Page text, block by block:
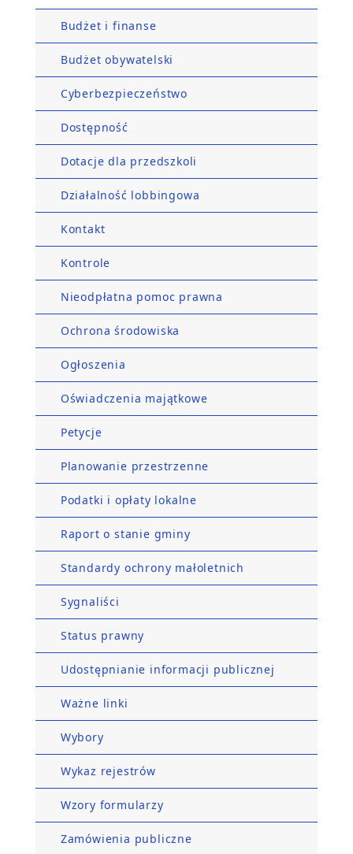
Budżet i finanse
Budżet obywatelski
Cyberbezpieczeństwo
Dostępność
Dotacje dla przedszkoli
Działalność lobbingowa
Kontakt
Kontrole
Nieodpłatna pomoc prawna
Ochrona środowiska
Ogłoszenia
Oświadczenia majątkowe
Petycje
Planowanie przestrzenne
Podatki i opłaty lokalne
Raport o stanie gminy
Standardy ochrony małoletnich
Sygnaliści
Status prawny
Udostępnianie informacji publicznej
Ważne linki
Wybory
Wykaz rejestrów
Wzory formularzy
Zamówienia publiczne